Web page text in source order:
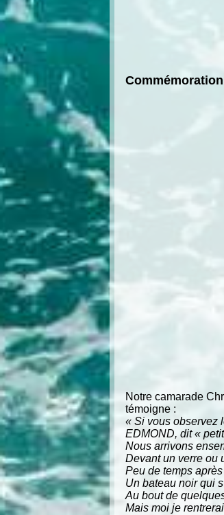
Notre camarade
témoigne :
« Si vous observez
EDMOND, dit «
Nous arrivons
Devant un verre ou
Peu de temps
Un bateau noir qui
Au bout de
Mais moi je